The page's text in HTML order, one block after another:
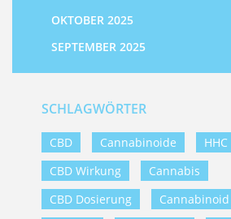
OKTOBER 2025
SEPTEMBER 2025
SCHLAGWÖRTER
CBD Cannabinoide
HHC
CBD Wirkung
Cannabis
CBD Dosierung
Cannabinoid